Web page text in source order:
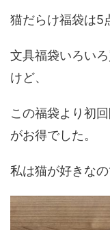
猫だらけ福袋は5
文具福袋いろい
けど、
この福袋より初
がお得でした。
私は猫が好きな